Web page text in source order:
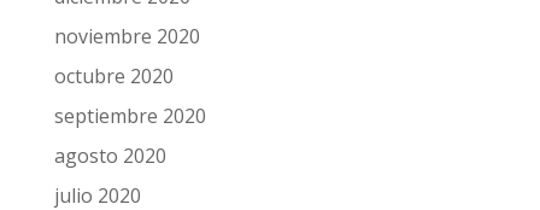
noviembre 2020
octubre 2020
septiembre 2020
agosto 2020
julio 2020